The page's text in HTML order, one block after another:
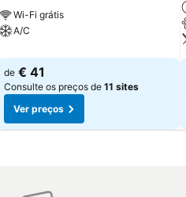
Wi-Fi grátis
A/C
de € 41
Consulte os preços de 11 sites
Ver preços